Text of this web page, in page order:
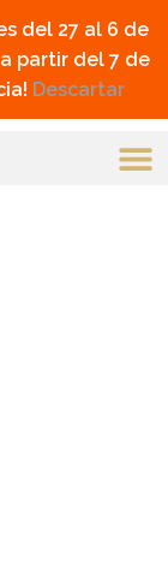
del 27 al 6 de
partir del 7 de
Descartar